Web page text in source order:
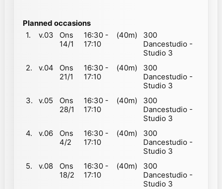
Planned occasions
1.
v.03
Ons
14/1
16:30 -
17:10
(40m)
300
Dancestudio -
Studio 3
2.
v.04
Ons
21/1
16:30 -
17:10
(40m)
300
Dancestudio -
Studio 3
3.
v.05
Ons
28/1
16:30 -
17:10
(40m)
300
Dancestudio -
Studio 3
4.
v.06
Ons
4/2
16:30 -
17:10
(40m)
300
Dancestudio -
Studio 3
5.
v.08
Ons
18/2
16:30 -
17:10
(40m)
300
Dancestudio -
Studio 3